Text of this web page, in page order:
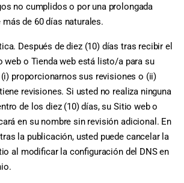
no cumplidos o por una prolongada
de 60 días naturales.
Después de diez (10) días tras recibir el
web o Tienda web está listo/a para su
proporcionarnos sus revisiones o (ii)
revisiones. Si usted no realiza ninguna
de los diez (10) días, su Sitio web o
en su nombre sin revisión adicional. En
la publicación, usted puede cancelar la
al modificar la configuración del DNS en